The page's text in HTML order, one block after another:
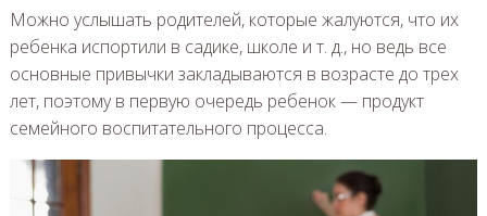
Можно услышать родителей, которые жалуются, что их
ребенка испортили в садике, школе и т. д., но ведь все
основные привычки закладываются в возрасте до трех
лет, поэтому в первую очередь ребенок — продукт
семейного воспитательного процесса.